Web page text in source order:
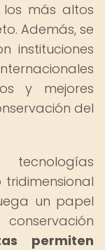
más altos
Además, se
instituciones
y mejores
del
un papel
permiten